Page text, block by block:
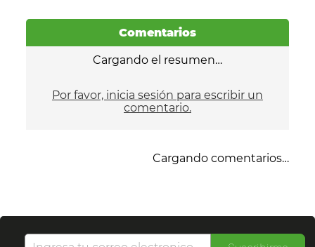
Comentarios
Cargando el resumen…
Por favor, inicia sesión para escribir un
comentario.
Cargando comentarios…